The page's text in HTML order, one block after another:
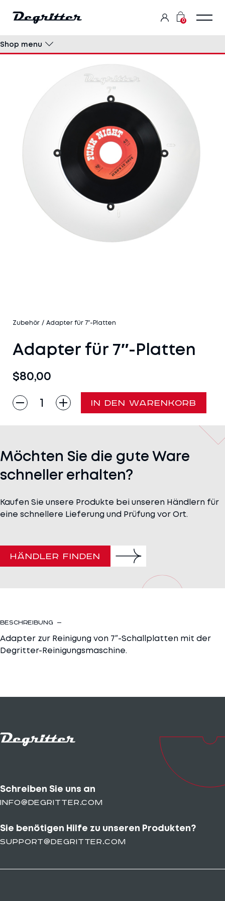
0
Shop menu
Zubehör / Adapter für 7″-Platten
Adapter für 7″-Platten
$80,00
Adapter
für
Menge
IN DEN WARENKORB
Möchten Sie die gute Ware
schneller erhalten?
Kaufen Sie unsere Produkte bei unseren Händlern für
eine schnellere Lieferung und Prüfung vor Ort.
HÄNDLER FINDEN
Beschreibung
Adapter zur Reinigung von 7″-Schallplatten mit der
Degritter-Reinigungsmaschine.
Schreiben Sie uns an
info@degritter.com
Sie benötigen Hilfe zu unseren Produkten?
support@degritter.com